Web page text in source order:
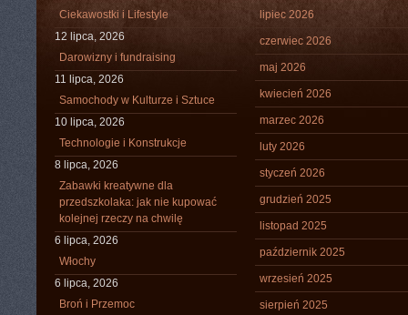
Ciekawostki i Lifestyle
12 lipca, 2026
Darowizny i fundraising
11 lipca, 2026
Samochody w Kulturze i Sztuce
10 lipca, 2026
Technologie i Konstrukcje
8 lipca, 2026
Zabawki kreatywne dla
przedszkolaka: jak nie kupować
kolejnej rzeczy na chwilę
6 lipca, 2026
Włochy
6 lipca, 2026
Broń i Przemoc
lipiec 2026
czerwiec 2026
maj 2026
kwiecień 2026
marzec 2026
luty 2026
styczeń 2026
grudzień 2025
listopad 2025
październik 2025
wrzesień 2025
sierpień 2025